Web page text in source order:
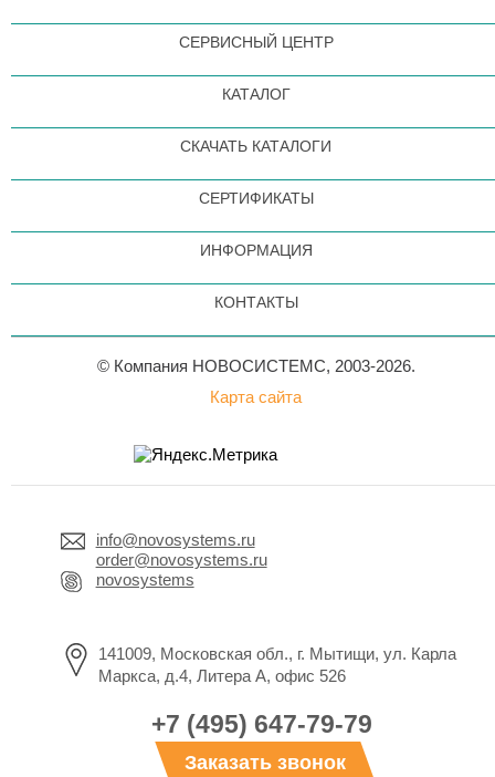
СЕРВИСНЫЙ ЦЕНТР
КАТАЛОГ
СКАЧАТЬ КАТАЛОГИ
СЕРТИФИКАТЫ
ИНФОРМАЦИЯ
КОНТАКТЫ
© Компания НОВОСИСТЕМС, 2003-2026.
Карта сайта
info@novosystems.ru
order@novosystems.ru
novosystems
141009, Московская обл., г. Мытищи, ул. Карла
Маркса, д.4, Литера А, офис 526
+7 (495) 647-79-79
Заказать звонок